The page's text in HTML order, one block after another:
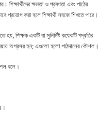
শিক্ষার্থীদের ক্ষমতা ও প্রবণতা এবং পাঠের
প্রয়োগ করা হলে শিক্ষার্থী সহজে শিখতে পারে।
শিক্ষক একটি বা সুনির্দিষ্ট কয়েকটি পদ্ধতির
অগ্রসর হন; এগুলো হলো পাঠদানের কৌশল।
বলে।